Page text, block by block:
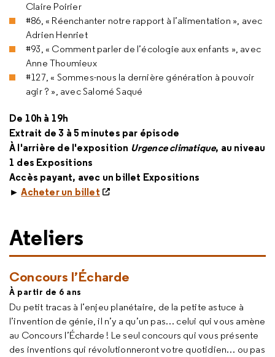
Claire Poirier
#86, « Réenchanter notre rapport à l’alimentation », avec
Adrien Henriet
#93, « Comment parler de l’écologie aux enfants », avec
Anne Thoumieux
#127, « Sommes-nous la dernière génération à pouvoir
agir ? », avec Salomé Saqué
De 10h à 19h
Extrait de 3 à 5 minutes par épisode
À l'arrière de l'exposition Urgence climatique, au niveau
1 des Expositions
Accès payant, avec un billet Expositions
►Acheter un billet
Ateliers
Concours l’Écharde
À partir de 6 ans
Du petit tracas à l’enjeu planétaire, de la petite astuce à
l’invention de génie, il n’y a qu’un pas… celui qui vous amène
au Concours l’Écharde ! Le seul concours qui vous présente
des inventions qui révolutionneront votre quotidien… ou pas